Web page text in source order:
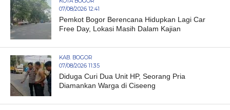
07/08/2026 12:41
Pemkot Bogor Berencana Hidupkan Lagi Car
Free Day, Lokasi Masih Dalam Kajian
KAB. BOGOR
07/08/2026 11:35
Diduga Curi Dua Unit HP, Seorang Pria
Diamankan Warga di Ciseeng